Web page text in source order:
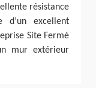
résistance
d’un excellent
Site Fermé
mur extérieur